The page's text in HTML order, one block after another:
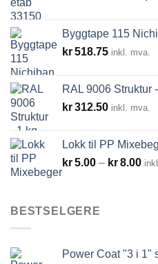
Byggtape 115
kr518.75 inkl. mva.
RAL 9006 Struktur
kr312.50 inkl. mva.
Lokk til PP
kr5.00 – kr8.00
BESTSELGERE
Power Coat "3 i 1"